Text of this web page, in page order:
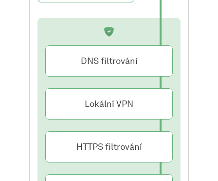
DNS filtrování
Lokální VPN
HTTPS filtrování